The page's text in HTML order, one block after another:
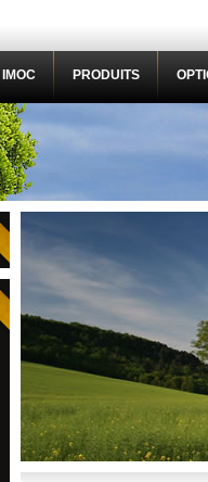
IMOC PRODUITS